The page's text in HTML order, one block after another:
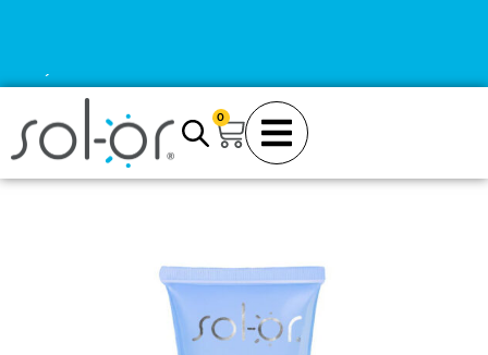
¡ENVÍO GRATIS DESDE $120.000!
0